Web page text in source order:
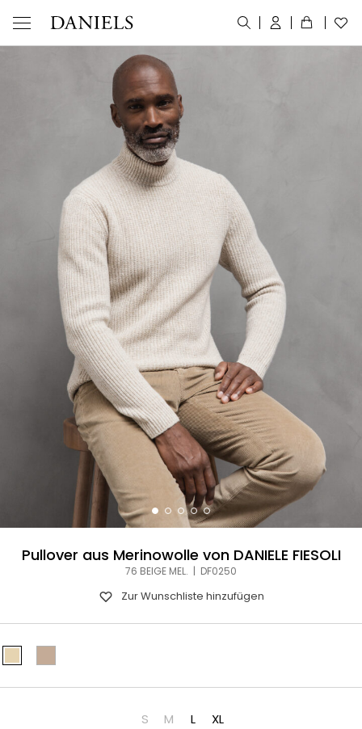
Pullover aus Merinowolle von DANIELE FIESOLI
76 BEIGE MEL. | DF0250
Zur Wunschliste hinzufügen
S M L XL